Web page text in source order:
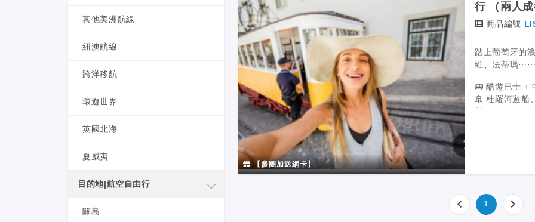
其他美洲航線
紐澳航線
跨洋移航
環遊世界
英國北海
夏威夷
目的地|航空自由行
關島
一個JTB
旗下的一家公
“永遠完美的時
我們的巴士上
【參團加送網卡】
行 （兩人成
商品編號
踏上葡萄牙的
維、法蒂瑪⋯⋯
🚌 酷遊巴士 +
🚢 杜羅河遊船
❌ 不含：機票
萄牙阿爾加維
1